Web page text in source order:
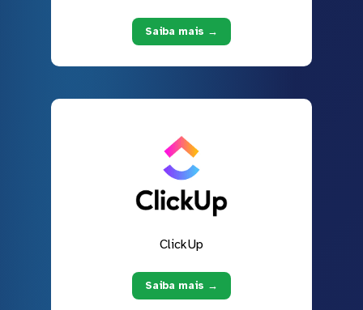
Saiba mais →
ClickUp
Saiba mais →